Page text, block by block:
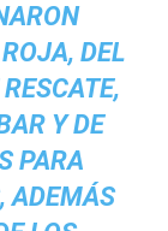
DEL
Y DE
PARA
ADEMÁS